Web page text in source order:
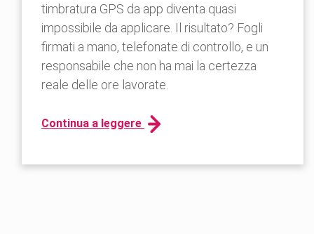
timbratura GPS da app diventa quasi
impossibile da applicare. Il risultato? Fogli
firmati a mano, telefonate di controllo, e un
responsabile che non ha mai la certezza
reale delle ore lavorate.
Continua a leggere